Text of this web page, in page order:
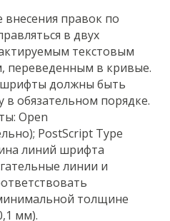
правок по
в двух
текстовым
переведенным в кривые.
шрифты должны быть
обязательном порядке.
Open
PostScript Type
линий шрифта
линии и
толщине
мм).